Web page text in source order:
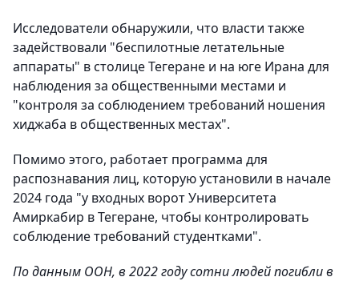
Исследователи обнаружили, что власти также
задействовали "беспилотные летательные
аппараты" в столице Тегеране и на юге Ирана для
наблюдения за общественными местами и
"контроля за соблюдением требований ношения
хиджаба в общественных местах".
Помимо этого, работает программа для
распознавания лиц, которую установили в начале
2024 года "у входных ворот Университета
Амиркабир в Тегеране, чтобы контролировать
соблюдение требований студентками".
По данным ООН, в 2022 году сотни людей погибли в